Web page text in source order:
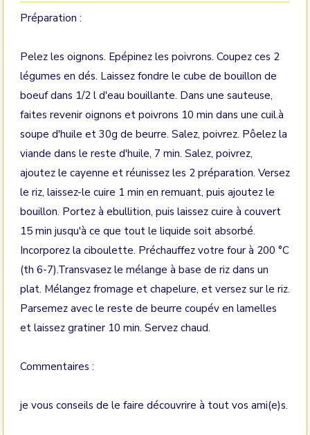
Préparation :
Pelez les oignons. Epépinez les poivrons. Coupez ces 2
légumes en dés. Laissez fondre le cube de bouillon de
boeuf dans 1/2 l d'eau bouillante. Dans une sauteuse,
faites revenir oignons et poivrons 10 min dans une cuil.à
soupe d'huile et 30g de beurre. Salez, poivrez. Pôelez la
viande dans le reste d'huile, 7 min. Salez, poivrez,
ajoutez le cayenne et réunissez les 2 préparation. Versez
le riz, laissez-le cuire 1 min en remuant, puis ajoutez le
bouillon. Portez à ebullition, puis laissez cuire à couvert
15 min jusqu'à ce que tout le liquide soit absorbé.
Incorporez la ciboulette. Préchauffez votre four à 200 °C
(th 6-7).Transvasez le mélange à base de riz dans un
plat. Mélangez fromage et chapelure, et versez sur le riz.
Parsemez avec le reste de beurre coupév en lamelles
et laissez gratiner 10 min. Servez chaud.
Commentaires :
je vous conseils de le faire découvrire à tout vos ami(e)s.